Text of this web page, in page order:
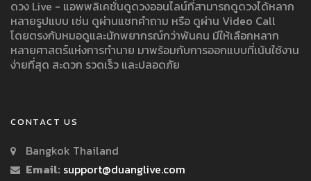
ดวง Live - แอพพลิเคชั่นดูดวงออนไลน์ที่สามารถดูดวงได้หลาก
หลายรูปแบบ เช่น ดูผ่านแชทคำถาม หรือ ดูผ่าน Video Call
โดยตรงกับหมอดูและนักพยากรณ์กว่าพันคน มีให้เลือกหลาก
หลายศาสตร์แห่งการทำนาย มาพร้อมกับการออกแบบที่เน้นใช้งาน
ง่ายที่สุด สะดวก รวดเร็ว และปลอดภัย
CONTACT US
Bangkok Thailand
Email: support@duanglive.com